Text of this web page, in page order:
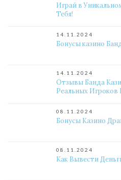
Играй в
Тебя!
14.11.2024
Бонусы казино
14.11.2024
Отзывы Банда
Реальных Игроков
08.11.2024
Бонусы Казино
08.11.2024
Как Вывести